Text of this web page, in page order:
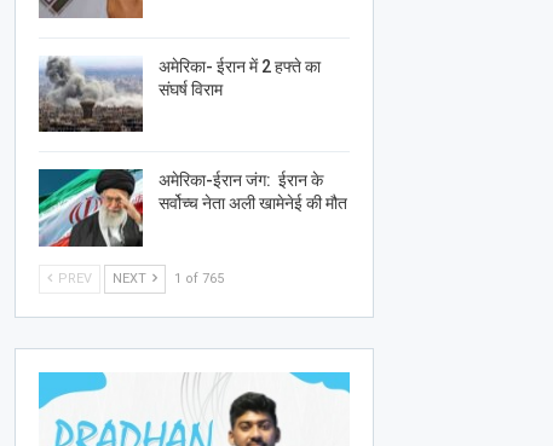
अमेरिका- ईरान में 2 हफ्ते का
संघर्ष विराम
अमेरिका-ईरान जंग: ईरान के
सर्वोच्च नेता अली खामेनेई की मौत
PREV NEXT 1 of 765